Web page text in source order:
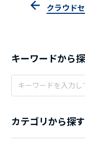
クラウド
キーワードから
カテゴリから探す